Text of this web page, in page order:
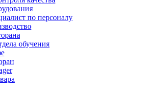
по персоналу
обучения